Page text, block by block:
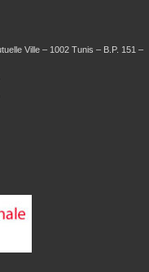
Ville – 1002 Tunis – B.P. 151 –